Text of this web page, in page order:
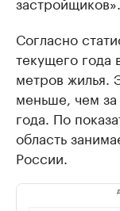
Согласно
текущего года
метров жилья.
меньше, чем
года. По
область
России.